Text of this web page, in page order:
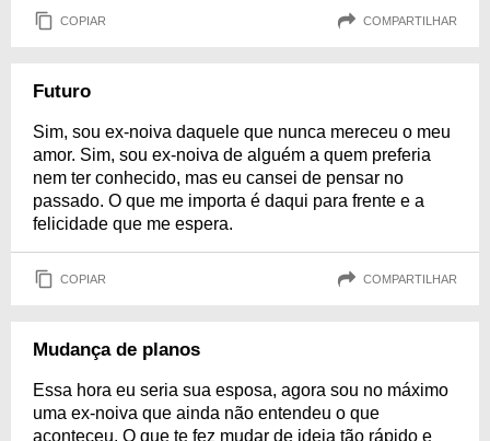
COPIAR COMPARTILHAR
Futuro
Sim, sou ex-noiva daquele que nunca mereceu o meu
amor. Sim, sou ex-noiva de alguém a quem preferia
nem ter conhecido, mas eu cansei de pensar no
passado. O que me importa é daqui para frente e a
felicidade que me espera.
COPIAR COMPARTILHAR
Mudança de planos
Essa hora eu seria sua esposa, agora sou no máximo
uma ex-noiva que ainda não entendeu o que
aconteceu. O que te fez mudar de ideia tão rápido e